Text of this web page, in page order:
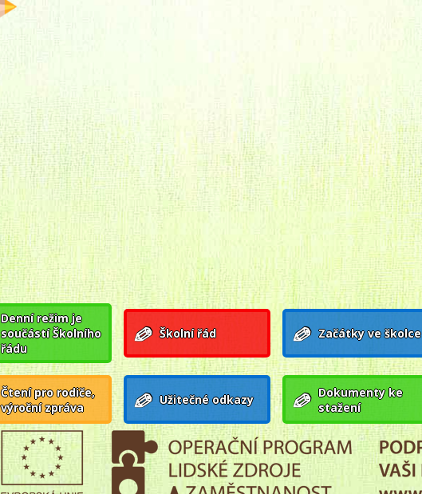
Denní režim je
součástí Školního
řádu
Školní řád Začátky ve školce
Čtení pro rodiče,
výroční zpráva
Užitečné odkazy
Dokumenty ke
stažení